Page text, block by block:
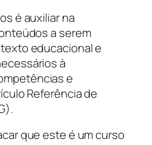
é auxiliar na
a serem
educacional e
à
e
Referência de
que este é um curso